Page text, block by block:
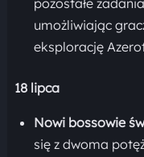
pozostałe
umożliwiając
eksplorację
18 lipca
Nowi bossowie
się z dwoma